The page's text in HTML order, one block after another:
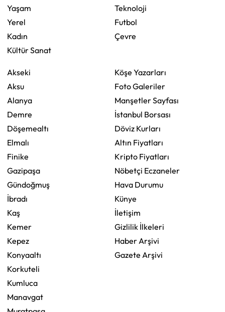
Yaşam
Yerel
Kadın
Kültür Sanat
Teknoloji
Futbol
Çevre
Akseki
Aksu
Alanya
Demre
Döşemealtı
Elmalı
Finike
Gazipaşa
Gündoğmuş
İbradı
Kaş
Kemer
Kepez
Konyaaltı
Korkuteli
Kumluca
Manavgat
Köşe Yazarları
Foto Galeriler
Manşetler Sayfası
İstanbul Borsası
Döviz Kurları
Altın Fiyatları
Kripto Fiyatları
Nöbetçi Eczaneler
Hava Durumu
Künye
İletişim
Gizlilik İlkeleri
Haber Arşivi
Gazete Arşivi